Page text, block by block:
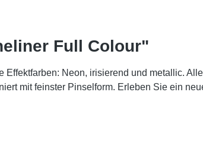
Full Colour"
Neon, irisierend und metallic.
mit feinster Pinselform. Erleben Sie ein